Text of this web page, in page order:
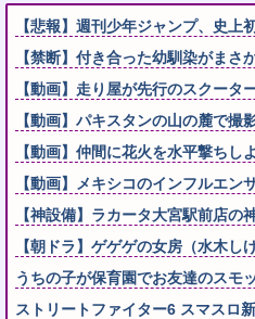
【悲報】週刊少年ジャンプ、史
【禁断】付き合った幼馴染がま
【動画】走り屋が先行のスクータ
【動画】パキスタンの山の麓で撮
【動画】仲間に花火を水平撃ち
【動画】メキシコのインフルエ
【神設備】ラカータ大宮駅前店
【朝ドラ】ゲゲゲの女房（水木
うちの子が保育園でお友達のスモ
ストリートファイター6 スマスロ